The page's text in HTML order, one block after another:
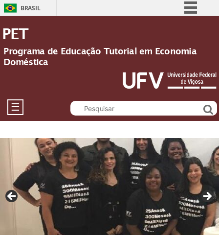
BRASIL
Participe
Acesso à informação
Legislação
Canais
PET
Programa de Educação Tutorial em Economia
Doméstica
☰